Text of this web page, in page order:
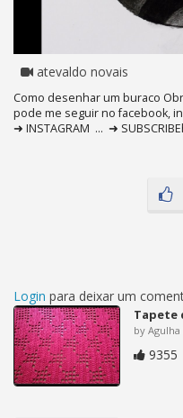
atevaldo novais
Como desenhar um buraco
pode me seguir no facebook,
➜ INSTAGRAM ... ➜
Login para deixar um
Tapete
by